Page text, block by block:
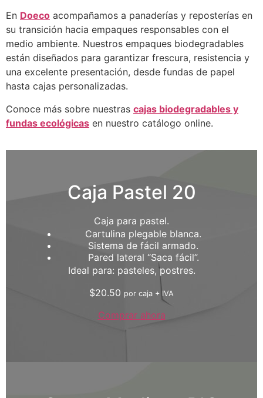
En Doeco acompañamos a panaderías y reposterías en
su transición hacia empaques responsables con el
medio ambiente. Nuestros empaques biodegradables
están diseñados para garantizar frescura, resistencia y
una excelente presentación, desde fundas de papel
hasta cajas personalizadas.
Conoce más sobre nuestras cajas biodegradables y
fundas ecológicas en nuestro catálogo online.
Caja Pastel 20
Caja para pastel.
Cartulina plegable blanca.
Sistema de fácil armado.
Pared lateral “Saca fácil”.
Ideal para: pasteles, postres.
$20.50 por caja + IVA
Comprar ahora